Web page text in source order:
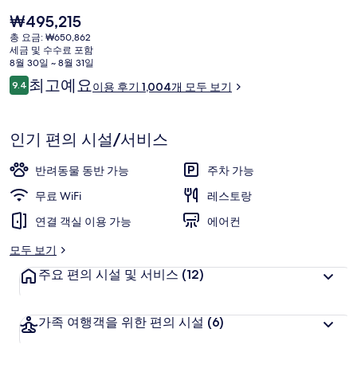
사
진
갤
러
California St & Stockton St 역에 갈 수 있고 California St & Grant Ave
역도 걸어서 2분 거리에 있어 대중 교통편을 이용하기 편리해요.
현
재
가
격
은
₩495,215
₩495,215
총 요금: ₩650,862
세금 및 수수료 포함
8월 30일 ~ 8월 31일
이
용
기
9.410점 만점 중 9.4점.
최고예요이용 후기 1,004개 모두 보기
인기 편의 시설/서비스
반려동물 동반 가능
주차 가능
무료 WiFi
레스토랑
연결 객실 이용 가능
에어컨
모두 보기
주요 편의 시설 및 서비스 (12)
가족 여행객을 위한 편의 시설 (6)